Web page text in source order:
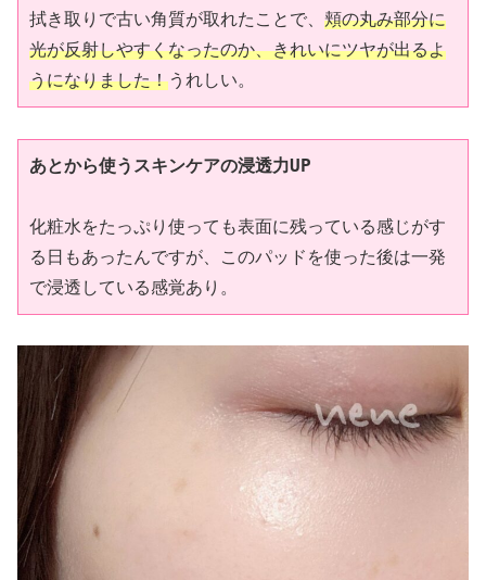
拭き取りで古い角質が取れたことで、 頬の丸み部分に
光が反射しやすくなったのか、きれいにツヤが出るよ
うになりました！うれしい。
あとから使うスキンケアの浸透力UP
化粧水をたっぷり使っても表面に残っている感じがす
る日もあったんですが、このパッドを使った後は一発
で浸透している感覚あり。